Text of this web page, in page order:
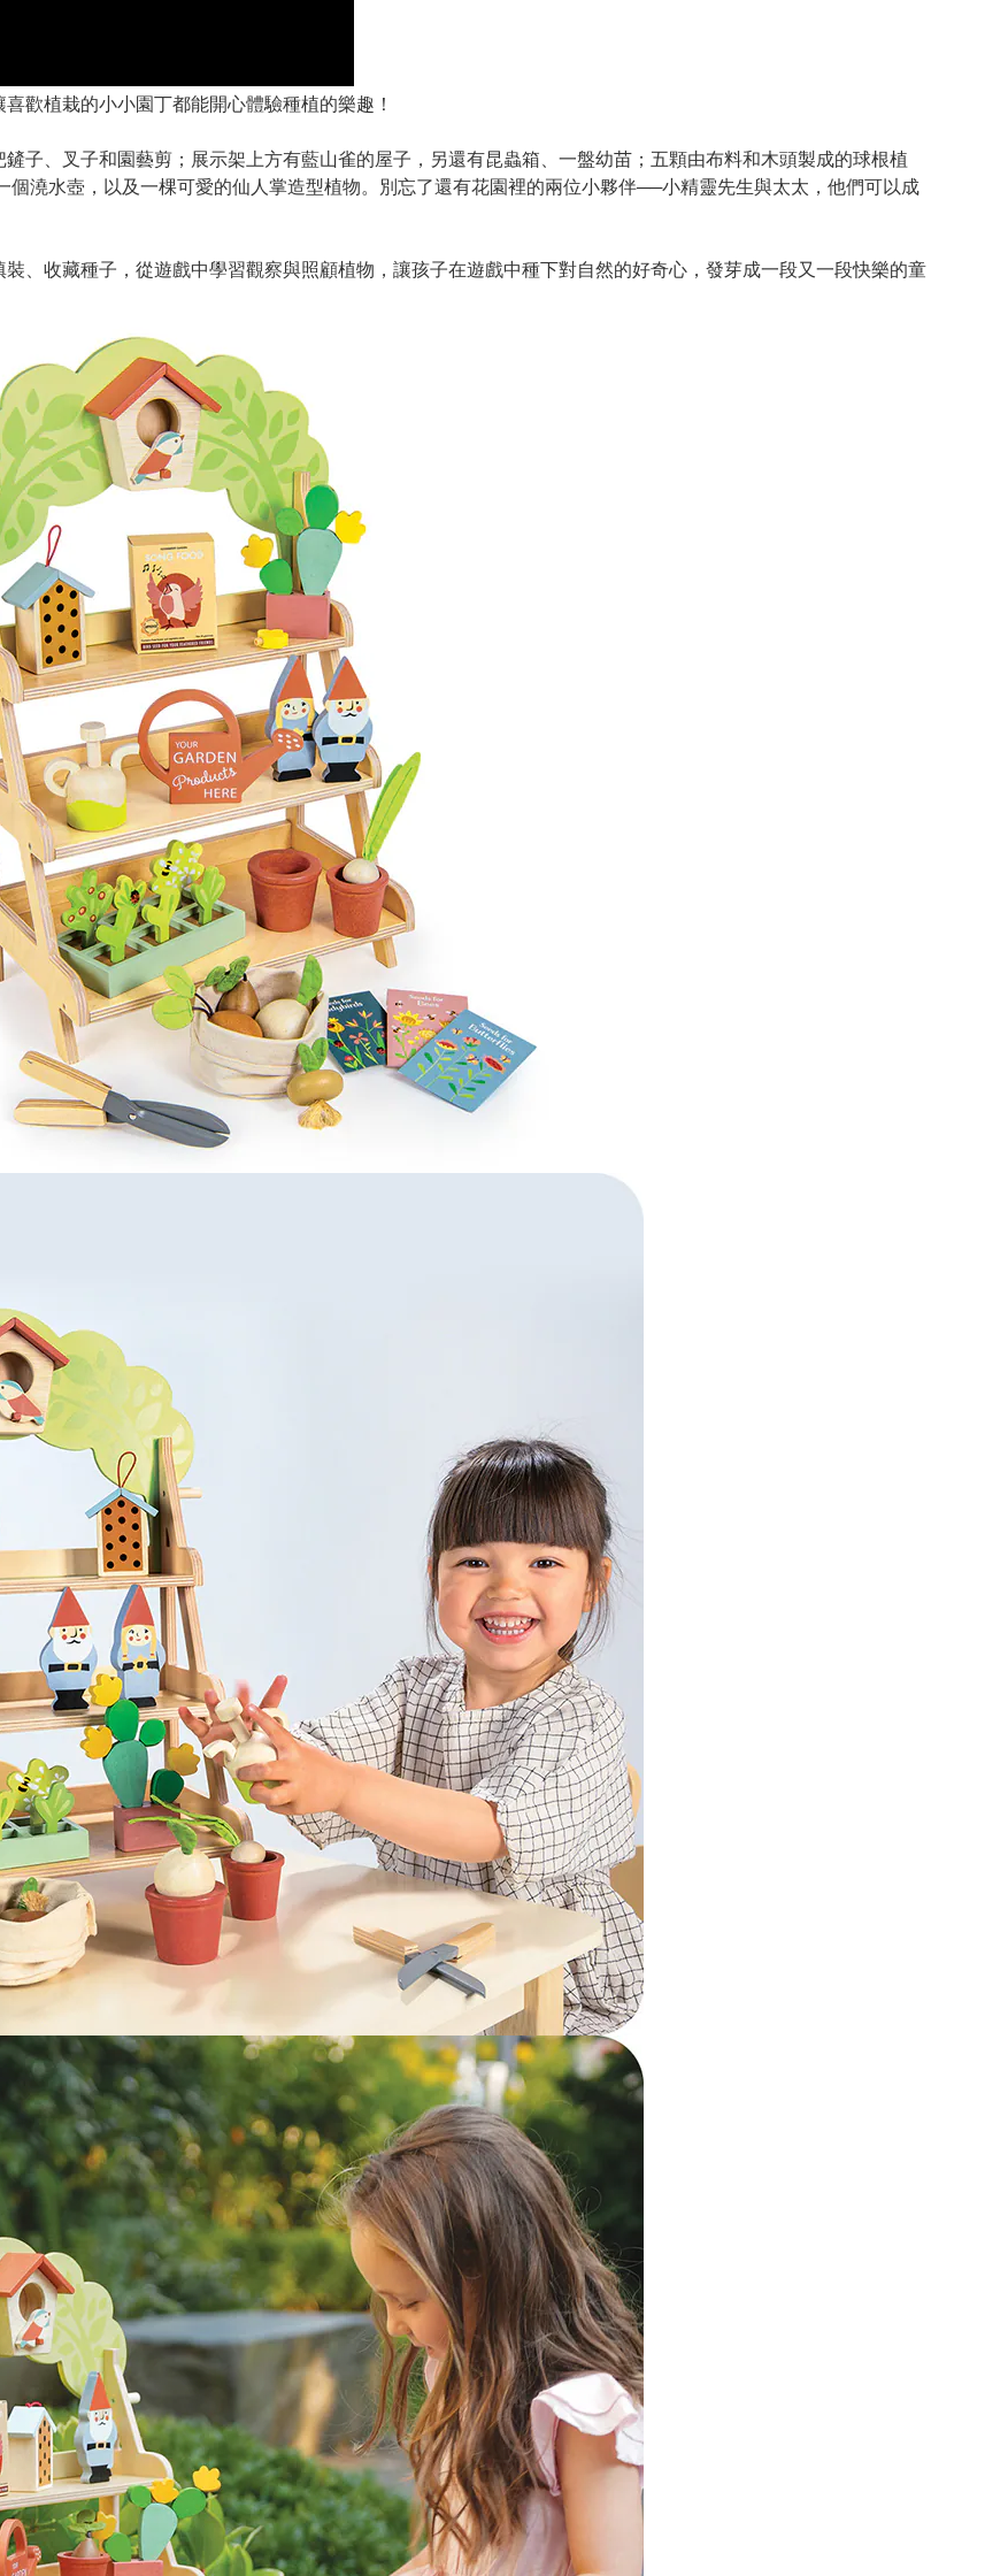
歡植栽的小小園丁都能開心體驗種植的樂趣！
子、 叉子和園藝剪；展示架上方有藍山雀的屋子，另還有昆蟲箱、一盤幼苗；五顆由布料和木頭製成的球根植
澆水壺，以及一棵可愛的仙人掌造型植物。別忘了還有花園裡的兩位小夥伴──小精靈先生與太太，他們可以成
、收藏種子，從遊戲中學習觀察與照顧植物，讓孩子在遊戲中種下對自然的好奇心，發芽成一段又一段快樂的童